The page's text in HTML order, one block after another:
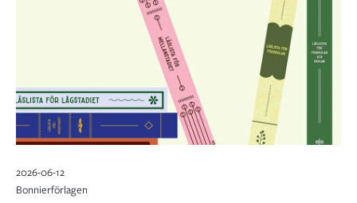
2026-06-12
Bonnierförlagen